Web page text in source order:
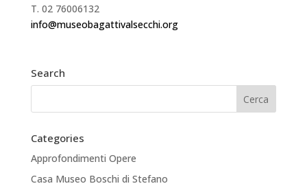
T. 02 76006132
info@museobagattivalsecchi.org
Search
Categories
Approfondimenti Opere
Casa Museo Boschi di Stefano